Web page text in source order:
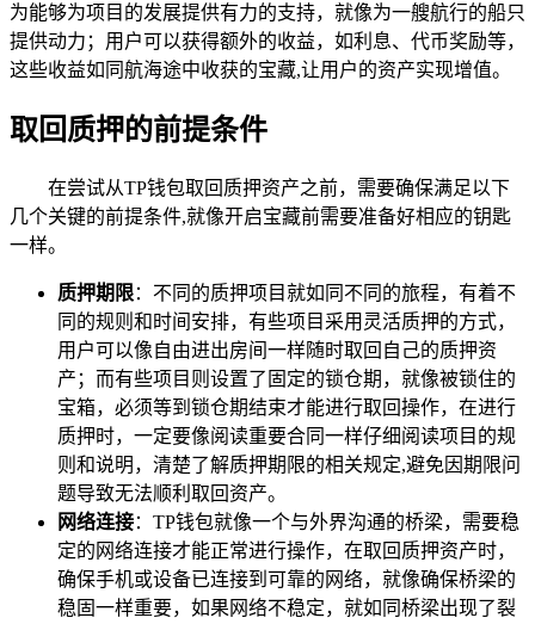
为能够为项目的发展提供有力的支持，就像为一艘航行的船只
提供动力；用户可以获得额外的收益，如利息、代币奖励等，
这些收益如同航海途中收获的宝藏,让用户的资产实现增值。
取回质押的前提条件
在尝试从TP钱包取回质押资产之前，需要确保满足以下
几个关键的前提条件,就像开启宝藏前需要准备好相应的钥匙
一样。
质押期限：不同的质押项目就如同不同的旅程，有着不
同的规则和时间安排，有些项目采用灵活质押的方式，
用户可以像自由进出房间一样随时取回自己的质押资
产；而有些项目则设置了固定的锁仓期，就像被锁住的
宝箱，必须等到锁仓期结束才能进行取回操作，在进行
质押时，一定要像阅读重要合同一样仔细阅读项目的规
则和说明，清楚了解质押期限的相关规定,避免因期限问
题导致无法顺利取回资产。
网络连接：TP钱包就像一个与外界沟通的桥梁，需要稳
定的网络连接才能正常进行操作，在取回质押资产时，
确保手机或设备已连接到可靠的网络，就像确保桥梁的
稳固一样重要，如果网络不稳定，就如同桥梁出现了裂